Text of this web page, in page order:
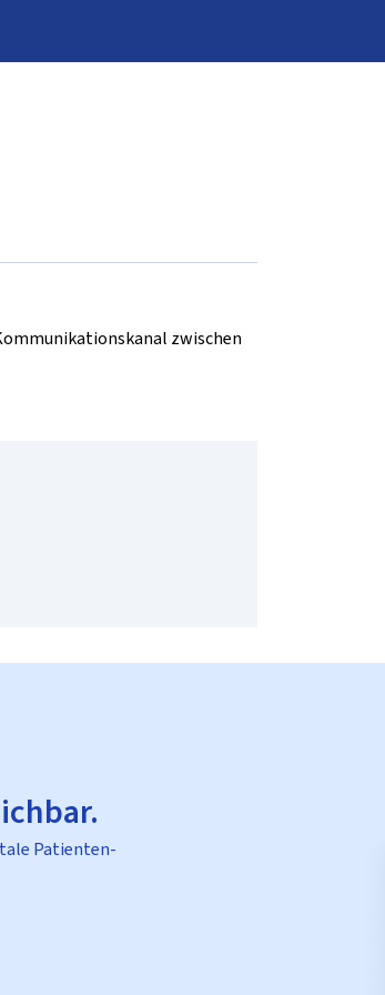
zwischen
Patienten-